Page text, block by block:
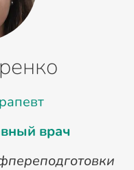
врач